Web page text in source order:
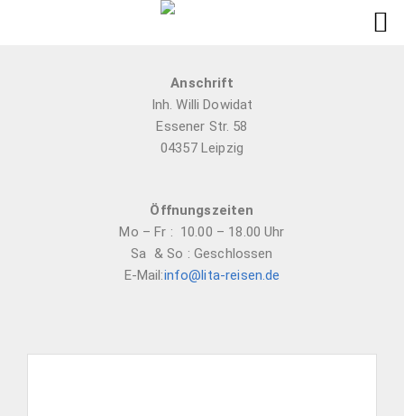
Anschrift
Inh. Willi Dowidat
Essener Str. 58
04357 Leipzig
Öffnungszeiten
Mo – Fr : 10.00 – 18.00 Uhr
Sa & So : Geschlossen
E-Mail:info@lita-reisen.de